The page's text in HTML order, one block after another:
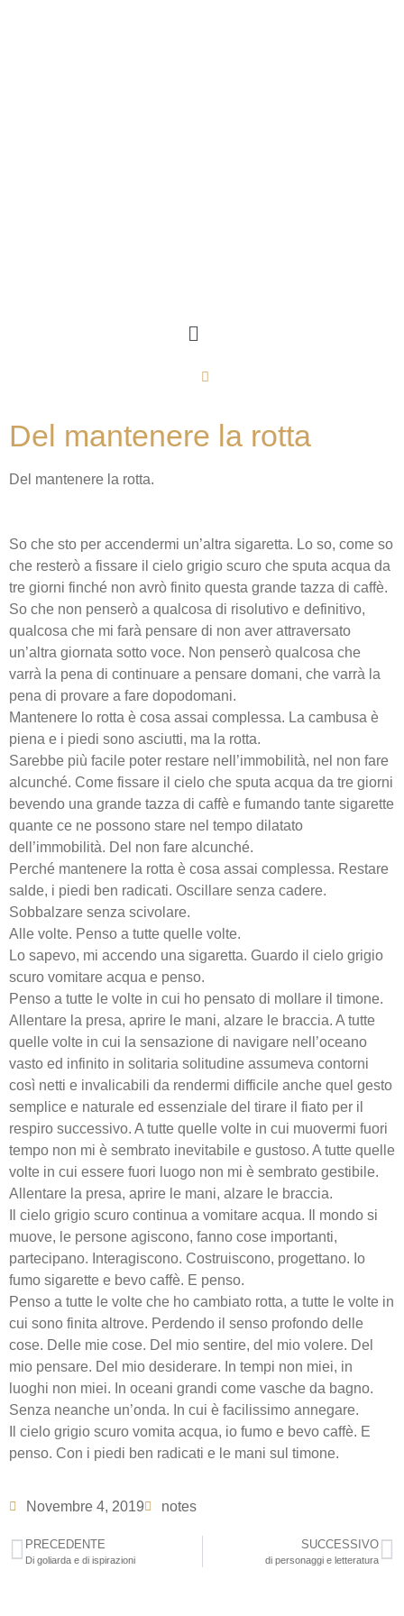
Del mantenere la rotta
Del mantenere la rotta.
So che sto per accendermi un’altra sigaretta. Lo so, come so
che resterò a fissare il cielo grigio scuro che sputa acqua da
tre giorni finché non avrò finito questa grande tazza di caffè.
So che non penserò a qualcosa di risolutivo e definitivo,
qualcosa che mi farà pensare di non aver attraversato
un’altra giornata sotto voce. Non penserò qualcosa che
varrà la pena di continuare a pensare domani, che varrà la
pena di provare a fare dopodomani.
Mantenere lo rotta è cosa assai complessa. La cambusa è
piena e i piedi sono asciutti, ma la rotta.
Sarebbe più facile poter restare nell’immobilità, nel non fare
alcunché. Come fissare il cielo che sputa acqua da tre giorni
bevendo una grande tazza di caffè e fumando tante sigarette
quante ce ne possono stare nel tempo dilatato
dell’immobilità. Del non fare alcunché.
Perché mantenere la rotta è cosa assai complessa. Restare
salde, i piedi ben radicati. Oscillare senza cadere.
Sobbalzare senza scivolare.
Alle volte. Penso a tutte quelle volte.
Lo sapevo, mi accendo una sigaretta. Guardo il cielo grigio
scuro vomitare acqua e penso.
Penso a tutte le volte in cui ho pensato di mollare il timone.
Allentare la presa, aprire le mani, alzare le braccia. A tutte
quelle volte in cui la sensazione di navigare nell’oceano
vasto ed infinito in solitaria solitudine assumeva contorni
così netti e invalicabili da rendermi difficile anche quel gesto
semplice e naturale ed essenziale del tirare il fiato per il
respiro successivo. A tutte quelle volte in cui muovermi fuori
tempo non mi è sembrato inevitabile e gustoso. A tutte quelle
volte in cui essere fuori luogo non mi è sembrato gestibile.
Allentare la presa, aprire le mani, alzare le braccia.
Il cielo grigio scuro continua a vomitare acqua. Il mondo si
muove, le persone agiscono, fanno cose importanti,
partecipano. Interagiscono. Costruiscono, progettano. Io
fumo sigarette e bevo caffè. E penso.
Penso a tutte le volte che ho cambiato rotta, a tutte le volte in
cui sono finita altrove. Perdendo il senso profondo delle
cose. Delle mie cose. Del mio sentire, del mio volere. Del
mio pensare. Del mio desiderare. In tempi non miei, in
luoghi non miei. In oceani grandi come vasche da bagno.
Senza neanche un’onda. In cui è facilissimo annegare.
Il cielo grigio scuro vomita acqua, io fumo e bevo caffè. E
penso. Con i piedi ben radicati e le mani sul timone.
Novembre 4, 2019 notes
PRECEDENTE
Di goliarda e di ispirazioni
SUCCESSIVO
di personaggi e letteratura